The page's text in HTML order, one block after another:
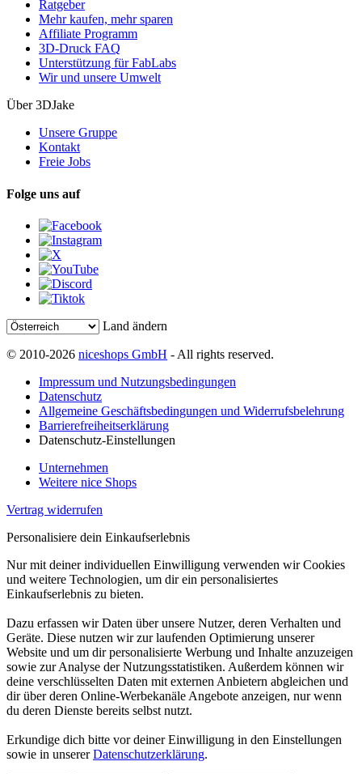
Ratgeber
Mehr kaufen, mehr sparen
Affiliate Programm
3D-Druck FAQ
Unterstützung für FabLabs
Wir und unsere Umwelt
Über 3DJake
Unsere Gruppe
Kontakt
Freie Jobs
Folge uns auf
Land ändern
© 2010-2026 niceshops GmbH - All rights reserved.
Impressum und Nutzungsbedingungen
Datenschutz
Allgemeine Geschäftsbedingungen und Widerrufsbelehrung
Barrierefreiheitserklärung
Datenschutz-Einstellungen
Unternehmen
Weitere nice Shops
Vertrag widerrufen
Personalisiere dein Einkaufserlebnis
Nur mit deiner individuellen Einwilligung verwenden wir Cookies
und weitere Technologien, um dir ein personalisiertes
Einkaufserlebnis zu bieten.
Dazu erfassen wir Daten über unsere Nutzer, deren Verhalten und
Geräte. Diese nutzen wir zur laufenden Optimierung unserer
Website und um dir personalisierte Werbung und Inhalte anzuzeigen
sowie zur Analyse der Nutzungsstatistiken. Außerdem können wir
deine verschlüsselten Daten mit externen Anbietern abgleichen und
dir über deren Online-Werbekanäle Angebote anzeigen, nur wenn
du deren Dienste bereits selbst nutzt.
Erkundige dich bitte vor deiner Einwilligung in den Einstellungen
sowie in unsererDatenschutzerklärung.